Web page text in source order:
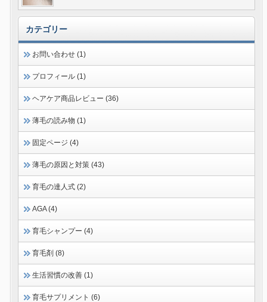
カテゴリー
お問い合わせ (1)
プロフィール (1)
ヘアケア商品レビュー (36)
薄毛の読み物 (1)
固定ページ (4)
薄毛の原因と対策 (43)
育毛の達人式 (2)
AGA (4)
育毛シャンプー (4)
育毛剤 (8)
生活習慣の改善 (1)
育毛サプリメント (6)